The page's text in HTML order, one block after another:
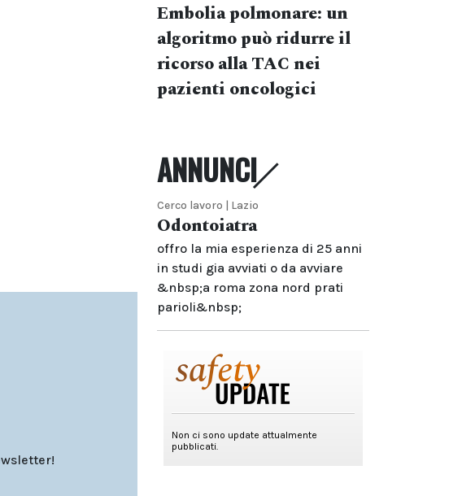
Embolia polmonare: un
algoritmo può ridurre il
ricorso alla TAC nei
pazienti oncologici
ANNUNCI
Cerco lavoro | Lazio
Odontoiatra
offro la mia esperienza di 25 anni
in studi gia avviati o da avviare
&nbsp;a roma zona nord prati
parioli&nbsp;